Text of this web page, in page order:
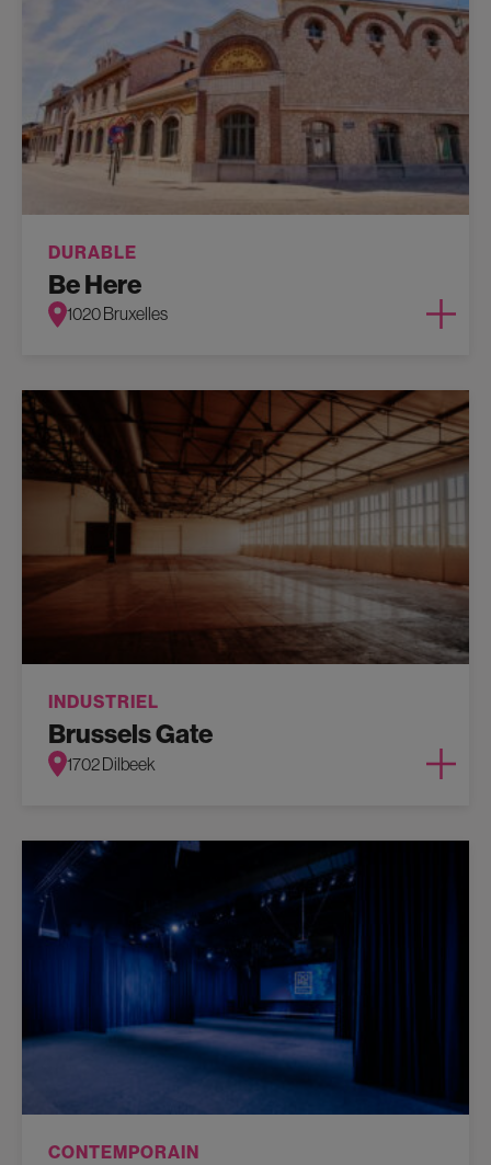
DURABLE
Be Here
1020 Bruxelles
INDUSTRIEL
Brussels Gate
1702 Dilbeek
CONTEMPORAIN